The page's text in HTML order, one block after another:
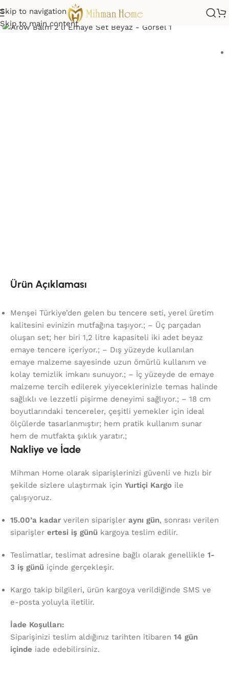
Skip to navigation
Skip to main content
Click to enlarge
Ürün Açıklaması
Menşei Türkiye’den gelen bu tencere seti, yerel üretim
kalitesini evinizin mutfağına taşıyor.; – Üç parçadan
oluşan set; her biri 1,2 litre kapasiteli iki adet beyaz
emaye tencere içeriyor.; – Dış yüzeyde kullanılan
emaye malzeme sayesinde uzun ömürlü kullanım ve
kolay temizlik imkanı sunuyor.; – İç yüzeyde de emaye
malzeme tercih edilerek yiyeceklerinizle temas halinde
sağlıklı ve lezzetli pişirme deneyimi sağlıyor.; – 18 cm
boyutlarındaki tencereler, çeşitli yemekler için ideal
ölçülerde tasarlanmıştır; hem pratik kullanım sunar
hem de mutfakta şıklık yaratır.;
Nakliye ve İade
Mihman Home olarak siparişlerinizi güvenli ve hızlı bir
şekilde sizlere ulaştırmak için Yurtiçi Kargo ile
çalışıyoruz.
15.00’a kadar verilen siparişler aynı gün, sonrası verilen
siparişler ertesi iş günü kargoya teslim edilir.
Teslimatlar, teslimat adresine bağlı olarak genellikle 1-
3 iş günü içinde gerçekleşir.
Kargo takip bilgileri, ürün kargoya verildiğinde SMS ve
e-posta yoluyla iletilir.
İade Koşulları:
Siparişinizi teslim aldığınız tarihten itibaren 14 gün
içinde iade edebilirsiniz.